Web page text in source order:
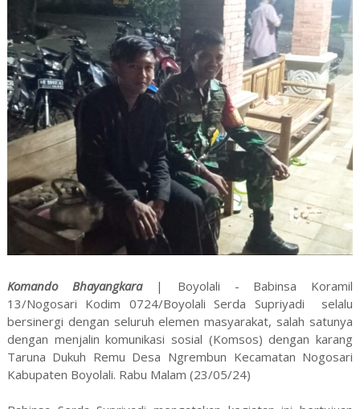
Komando Bhayangkara| Boyolali - Babinsa Koramil
13/Nogosari Kodim 0724/Boyolali Serda Supriyadi selalu
bersinergi dengan seluruh elemen masyarakat, salah satunya
dengan menjalin komunikasi sosial (Komsos) dengan karang
Taruna Dukuh Remu Desa Ngrembun Kecamatan Nogosari
Kabupaten Boyolali. Rabu Malam (23/05/24)